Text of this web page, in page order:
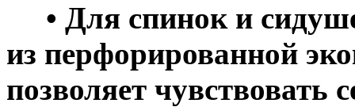
• Для спинок и
из перфорированной
позволяет чувствовать